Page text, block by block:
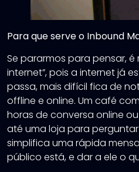
Para que serve o Inbound
Se pararmos para pensar,
internet”, pois a internet já
passa, mais difícil fica de
offline e online. Um café
horas de conversa online
até uma loja para
simplifica uma rápida
público está, e dar a ele o